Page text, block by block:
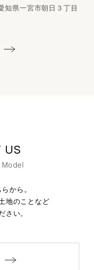
知県一宮市朝日３丁目
US
Model
から。
地のことなど
さい。